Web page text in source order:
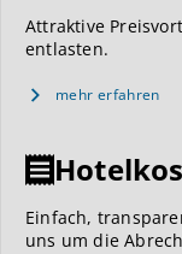
Attraktive
entlasten.
mehr erfahren
Einfach,
uns um die